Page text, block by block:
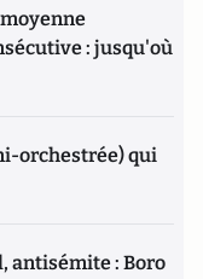
: jusqu'où
orchestrée) qui
antisémite : Boro